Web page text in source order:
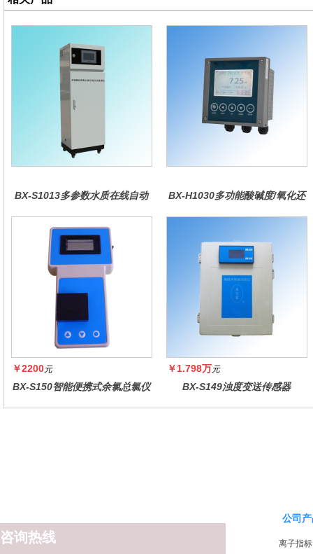
BX-S1013多参数水质在线自动
BX-H1030多功能酸碱度/氧化还
￥2200元
BX-S150智能便携式余氯总氯仪
￥1.798万元
BX-S149浊度变送传感器
咨询热线
公司
离子指标